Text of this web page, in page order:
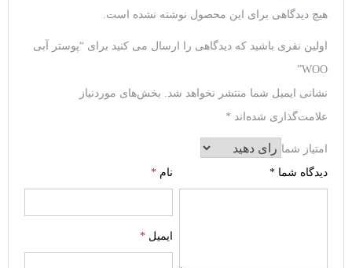
هیچ دیدگاهی برای این محصول نوشته نشده است.
اولین نفری باشید که دیدگاهی را ارسال می کنید برای “پوستر آبی
WOO”
نشانی ایمیل شما منتشر نخواهد شد.
بخش‌های موردنیاز
علامت‌گذاری شده‌اند *
امتیاز شما
دیدگاه شما * نام *
ایمیل *